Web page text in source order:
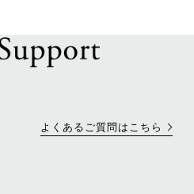
よくあるご質問はこちら